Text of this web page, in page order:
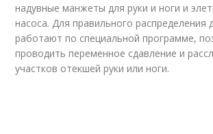
надувные манжеты для руки и ноги и
насоса. Для правильного распределения
работают по специальной программе,
проводить переменное сдавление и
участков отекшей руки или ноги.